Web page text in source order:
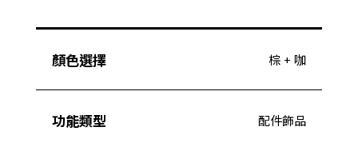
顏色選擇 棕 + 咖
功能類型 配件飾品